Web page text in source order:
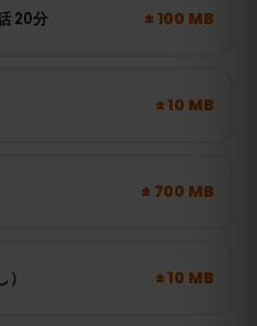
20分 ± 100 MB
± 10 MB
± 700 MB
± 10 MB